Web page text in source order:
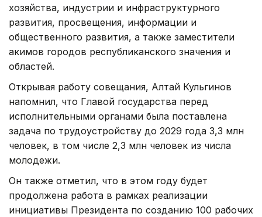
хозяйства, индустрии и инфраструктурного
развития, просвещения, информации и
общественного развития, а также заместители
акимов городов республиканского значения и
областей.
Открывая работу совещания, Алтай Кульгинов
напомнил, что Главой государства перед
исполнительными органами была поставлена
задача по трудоустройству до 2029 года 3,3 млн
человек, в том числе 2,3 млн человек из числа
молодежи.
Он также отметил, что в этом году будет
продолжена работа в рамках реализации
инициативы Президента по созданию 100 рабочих